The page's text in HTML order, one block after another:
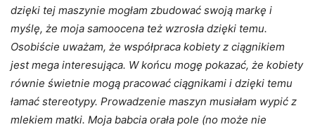
dzięki tej maszynie mogłam zbudować swoją markę i
myślę, że moja samoocena też wzrosła dzięki temu.
Osobiście uważam, że współpraca kobiety z ciągnikiem
jest mega interesująca. W końcu mogę pokazać, że kobiety
równie świetnie mogą pracować ciągnikami i dzięki temu
łamać stereotypy. Prowadzenie maszyn musiałam wypić z
mlekiem matki. Moja babcia orała pole (no może nie